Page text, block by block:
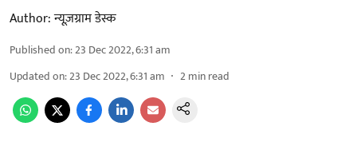
Author:न्यूज़ग्राम डेस्क
Published on:23 Dec 2022, 6:31 am
Updated on:23 Dec 2022, 6:31 am 2min read